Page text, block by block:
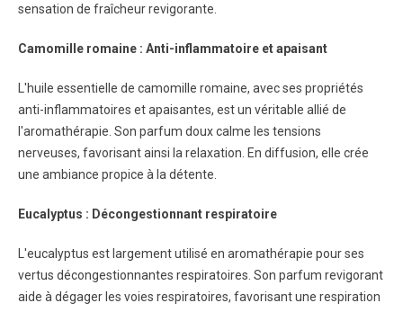
sensation de fraîcheur revigorante.
Camomille romaine : Anti-inflammatoire et apaisant
L'huile essentielle de camomille romaine, avec ses propriétés
anti-inflammatoires et apaisantes, est un véritable allié de
l'aromathérapie. Son parfum doux calme les tensions
nerveuses, favorisant ainsi la relaxation. En diffusion, elle crée
une ambiance propice à la détente.
Eucalyptus : Décongestionnant respiratoire
L'eucalyptus est largement utilisé en aromathérapie pour ses
vertus décongestionnantes respiratoires. Son parfum revigorant
aide à dégager les voies respiratoires, favorisant une respiration